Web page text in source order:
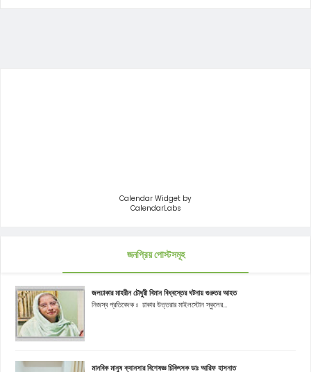
Calendar Widget by
CalendarLabs
জনপ্রিয় পোস্টসমূহ
জলঢাকার মাহরীন চৌধুরী বিমান বিধ্বস্তের ঘটনায় গুরুতর আহত
নিজস্ব প্রতিবেদক ঃ ঢাকার উত্তরার মাইলস্টোন স্কুলের...
মানবিক মানুষ ক্যানসার বিশেষজ্ঞ চিকিৎসক ডাঃ আরিফ হাসনাত